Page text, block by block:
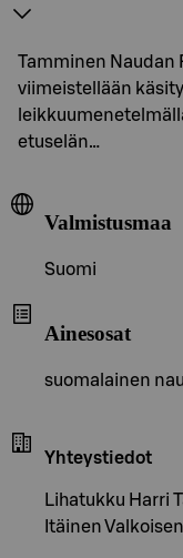
Tamminen Naudan
viimeistellään
etuselän…
Valmistusmaa
Suomi
Ainesosat
suomalainen
Yhteystiedot
Lihatukku Harri
Itäinen